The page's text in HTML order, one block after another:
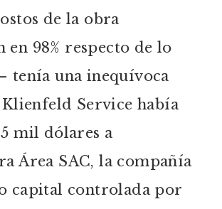
de la obra
en 98% respecto de lo
tenía una inequívoca
Klienfeld Service había
mil dólares a
Área SAC, la compañía
capital controlada por